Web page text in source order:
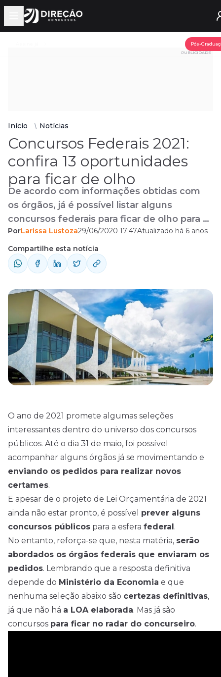
Open main menu
Pós-
PUBLICIDADE
Início Notícias
Concursos Federais 2021:
confira 13 oportunidades
para ficar de olho
De acordo com informações obtidas com
os órgãos, já é possível listar alguns
concursos federais para ficar de olho para o
ano de 2021. Confira!
PorLarissa Lustoza29/06/2020 17:47Atualizado há 6 anos
Compartilhe esta notícia
O ano de 2021 promete algumas seleções
interessantes dentro do universo dos concursos
públicos. Até o dia 31 de maio, foi possível
acompanhar alguns órgãos já se movimentando e
enviando os pedidos para realizar novos
certames.
E apesar de o projeto de Lei Orçamentária de 2021
ainda não estar pronto, é possível prever alguns
concursos públicos para a esfera federal.
No entanto, reforça-se que, nesta matéria, serão
abordados os órgãos federais que enviaram os
pedidos. Lembrando que a resposta definitiva
depende do Ministério da Economia e que
nenhuma seleção abaixo são certezas definitivas,
já que não há a LOA elaborada. Mas já são
concursos para ficar no radar do concurseiro.